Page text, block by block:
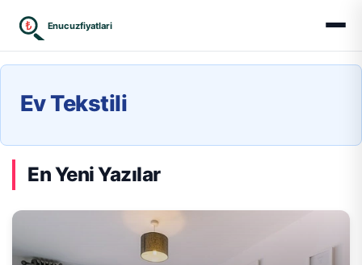
₺ Enucuzfiyatlari
Ev Tekstili
En Yeni Yazılar